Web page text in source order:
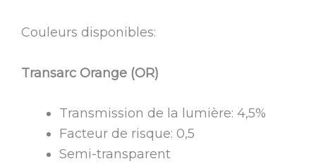
Couleurs disponibles:
Transarc Orange (OR)
Transmission de la lumière: 4,5%
Facteur de risque: 0,5
Semi-transparent